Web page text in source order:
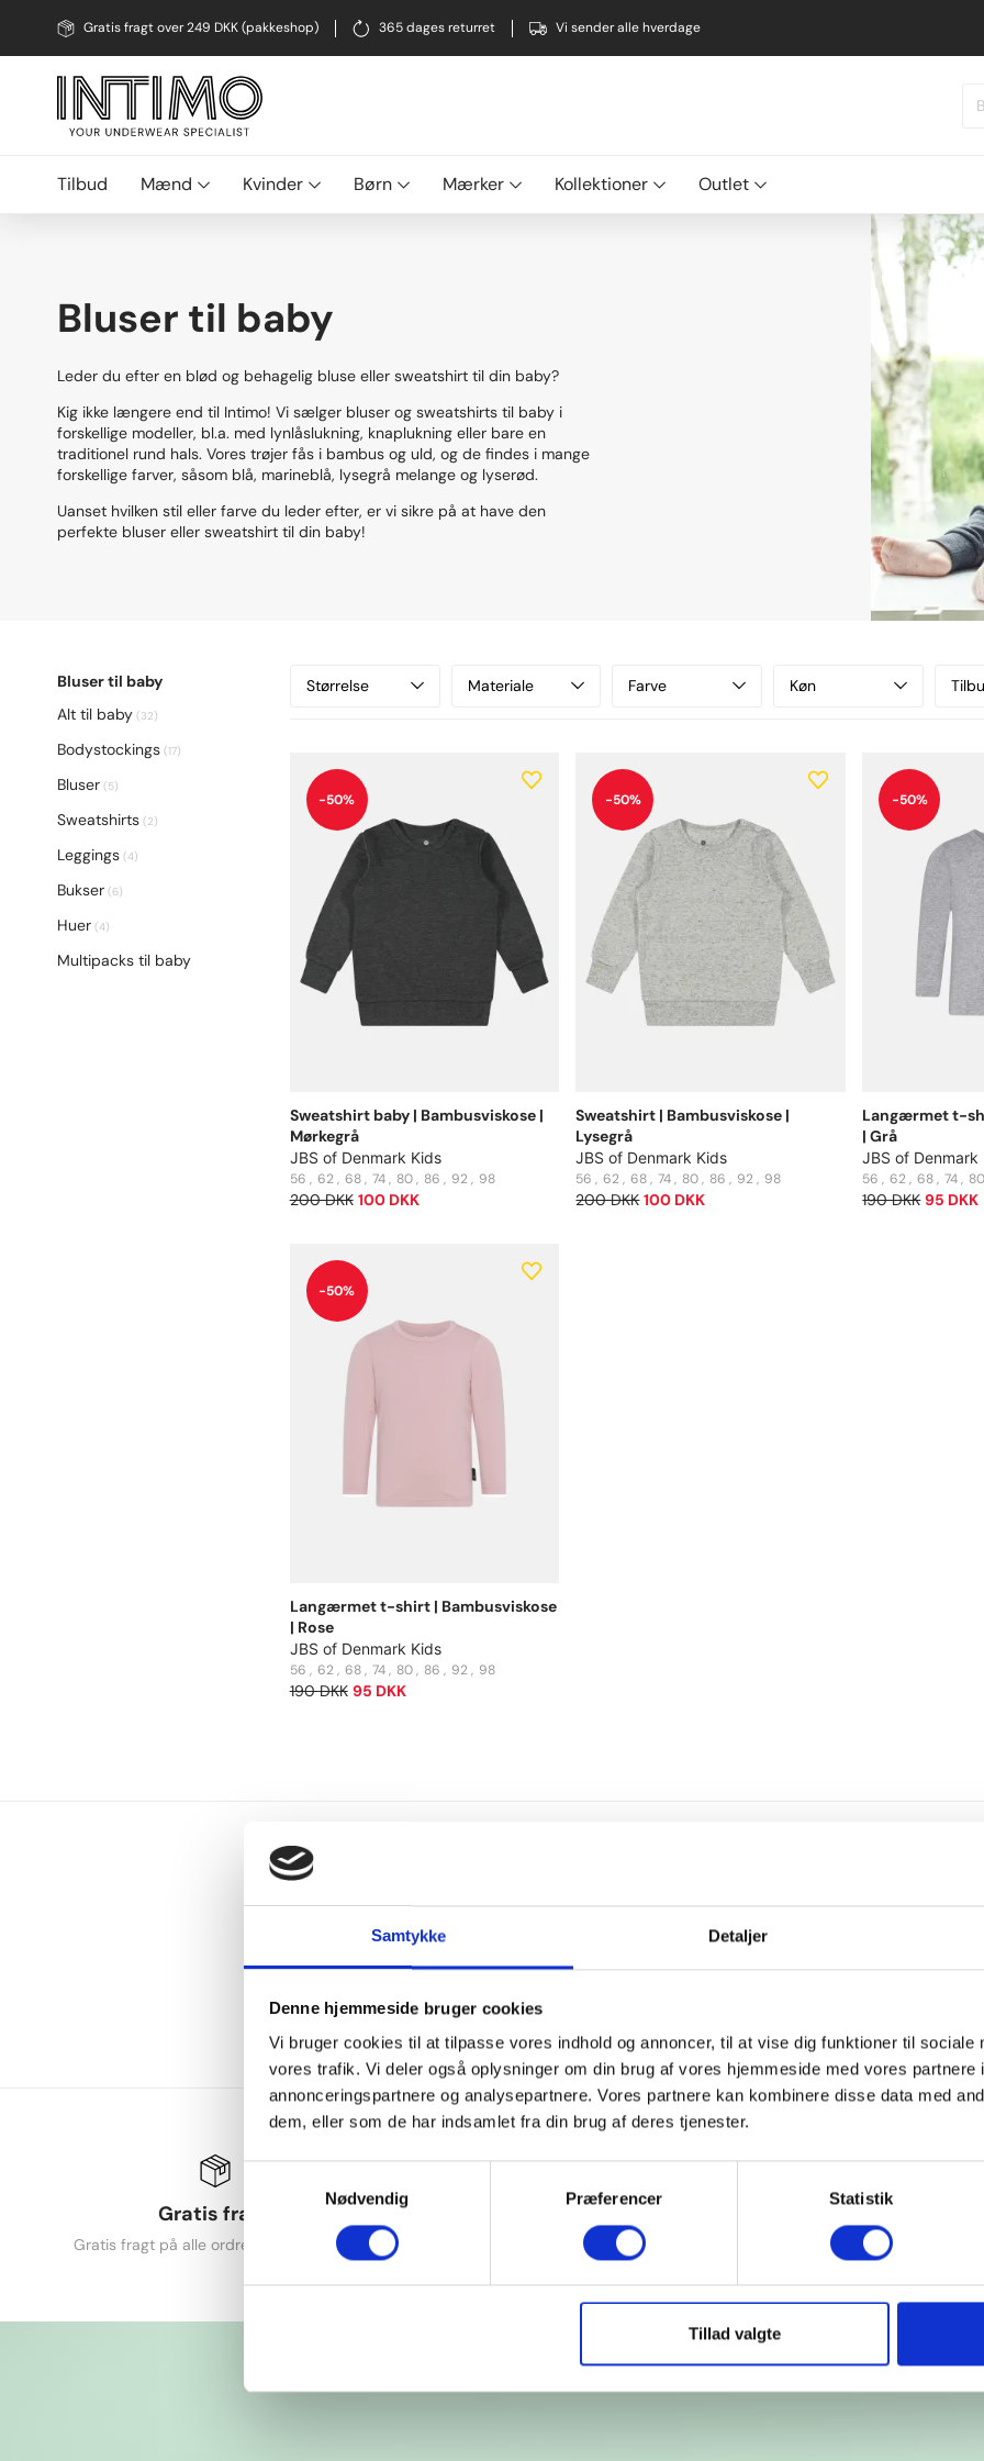
Samtykke Detaljer
Denne hjemmeside bruger cookies
Vi bruger cookies til at tilpasse vores indhold og annoncer, til at vise dig funktioner til sociale
vores trafik. Vi deler også oplysninger om din brug af vores hjemmeside med vores partnere
annonceringspartnere og analysepartnere. Vores partnere kan kombinere disse data med
dem, eller som de har indsamlet fra din brug af deres tjenester.
Nødvendig
Præferencer Statistik
Tillad valgte
Gratis fragt over 249 DKK (pakkeshop) 365 dages returret Vi sender alle hverdage
Tilbud Mænd Kvinder Børn Mærker Kollektioner Outlet
Bluser til baby
Leder du efter en blød og behagelig bluse eller sweatshirt til din baby?
Kig ikke længere end til Intimo! Vi sælger bluser og sweatshirts til baby i
forskellige modeller, bl.a. med lynlåslukning, knaplukning eller bare en
traditionel rund hals. Vores trøjer fås i bambus og uld, og de findes i mange
forskellige farver, såsom blå, marineblå, lysegrå melange og lyserød.
Uanset hvilken stil eller farve du leder efter, er vi sikre på at have den
perfekte bluser eller sweatshirt til din baby!
Bluser til baby
Alt til baby (32)
Bodystockings (17)
Bluser (5)
Sweatshirts (2)
Leggings (4)
Bukser (6)
Huer (4)
Multipacks til baby
Størrelse Materiale Farve Køn
-50%
Sweatshirt baby | Bambusviskose |
Mørkegrå
JBS of Denmark Kids
56 62 68 74 80 86 92 98
200 DKK 100 DKK
-50%
Sweatshirt | Bambusviskose |
Lysegrå
JBS of Denmark Kids
56 62 68 74 80 86 92 98
200 DKK 100 DKK
-50%
Langærmet t-
| Grå
JBS of Denmark
56 62 68 74
190 DKK 95 DKK
-50%
Langærmet t-shirt | Bambusviskose
| Rose
JBS of Denmark Kids
56 62 68 74 80 86 92 98
190 DKK 95 DKK
Gratis fragt
Gratis fragt på alle ordrer over 249 DKK
365 dages returret
Udvidet returret på hele 365 dage
Lynhurtig
Vi sender alle